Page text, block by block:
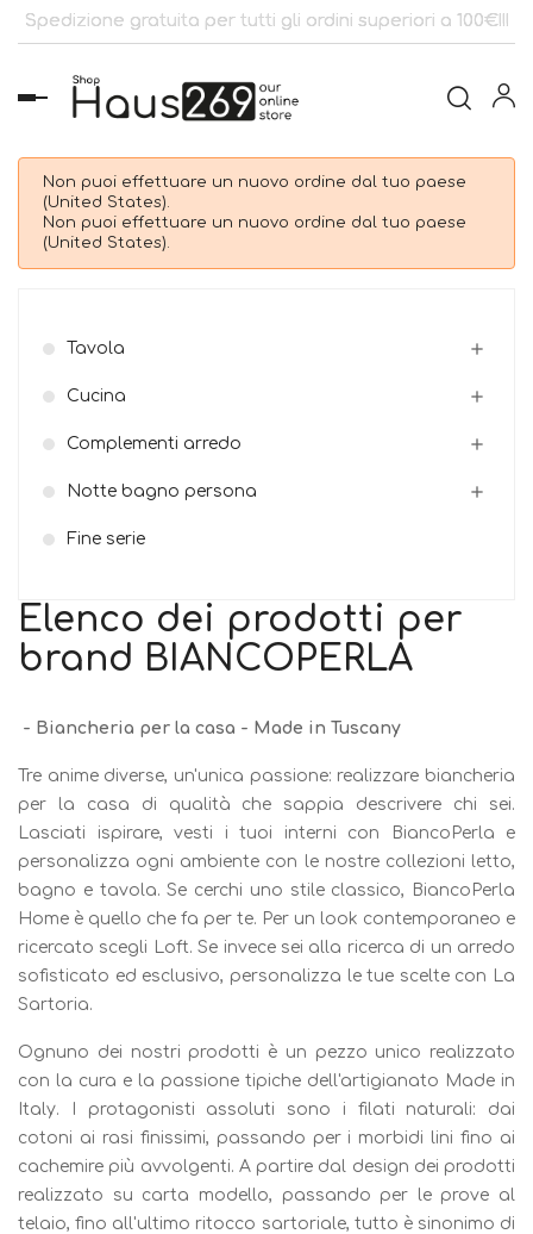
Spedizione gratuita per tutti gli ordini superiori a 100€!!!
navigazione
Non puoi effettuare un nuovo ordine dal tuo paese
(United States).
Non puoi effettuare un nuovo ordine dal tuo paese
(United States).
Tavola 
Cucina 
Complementi arredo 
Notte bagno persona 
Fine serie
Elenco dei prodotti per
brand BIANCOPERLA
- Biancheria per la casa - Made in Tuscany
Tre anime diverse, un'unica passione: realizzare biancheria
per la casa di qualità che sappia descrivere chi sei.
Lasciati ispirare, vesti i tuoi interni con BiancoPerla e
personalizza ogni ambiente con le nostre collezioni letto,
bagno e tavola. Se cerchi uno stile classico, BiancoPerla
Home è quello che fa per te. Per un look contemporaneo e
ricercato scegli Loft. Se invece sei alla ricerca di un arredo
sofisticato ed esclusivo, personalizza le tue scelte con La
Sartoria.
Ognuno dei nostri prodotti è un pezzo unico realizzato
con la cura e la passione tipiche dell'artigianato Made in
Italy. I protagonisti assoluti sono i filati naturali: dai
cotoni ai rasi finissimi, passando per i morbidi lini fino ai
cachemire più avvolgenti. A partire dal design dei prodotti
realizzato su carta modello, passando per le prove al
telaio, fino all'ultimo ritocco sartoriale, tutto è sinonimo di